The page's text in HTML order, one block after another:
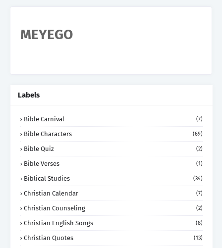
MEYEGO
Labels
Bible Carnival (7)
Bible Characters (69)
Bible Quiz (2)
Bible Verses (1)
Biblical Studies (34)
Christian Calendar (7)
Christian Counseling (2)
Christian English Songs (8)
Christian Quotes (13)